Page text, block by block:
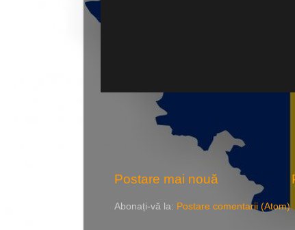
Postare mai nouă
Abonați-vă la: Postare comentarii (Atom)